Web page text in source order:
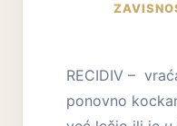
RECIDIV –
ponovno